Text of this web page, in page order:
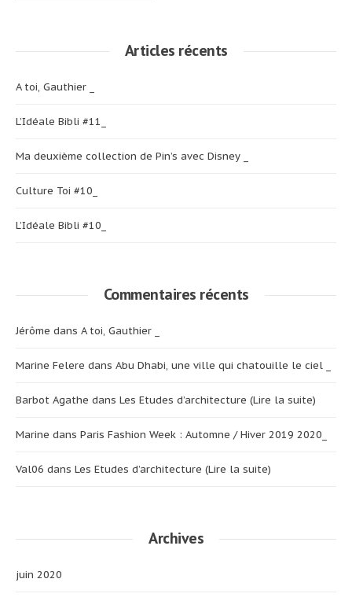
Articles récents
A toi, Gauthier _
L’Idéale Bibli #11_
Ma deuxième collection de Pin’s avec Disney _
Culture Toi #10_
L’Idéale Bibli #10_
Commentaires récents
Jérôme dans A toi, Gauthier _
Marine Felere dans Abu Dhabi, une ville qui chatouille le ciel _
Barbot Agathe dans Les Etudes d’architecture (Lire la suite)
Marine dans Paris Fashion Week : Automne / Hiver 2019 2020_
Val06 dans Les Etudes d’architecture (Lire la suite)
Archives
juin 2020